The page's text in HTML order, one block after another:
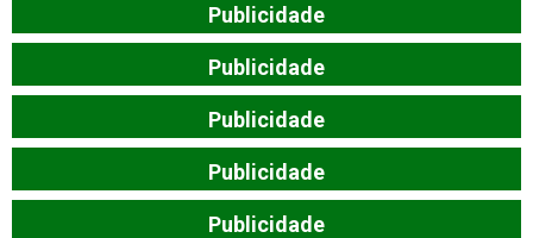
Publicidade
Publicidade
Publicidade
Publicidade
Publicidade